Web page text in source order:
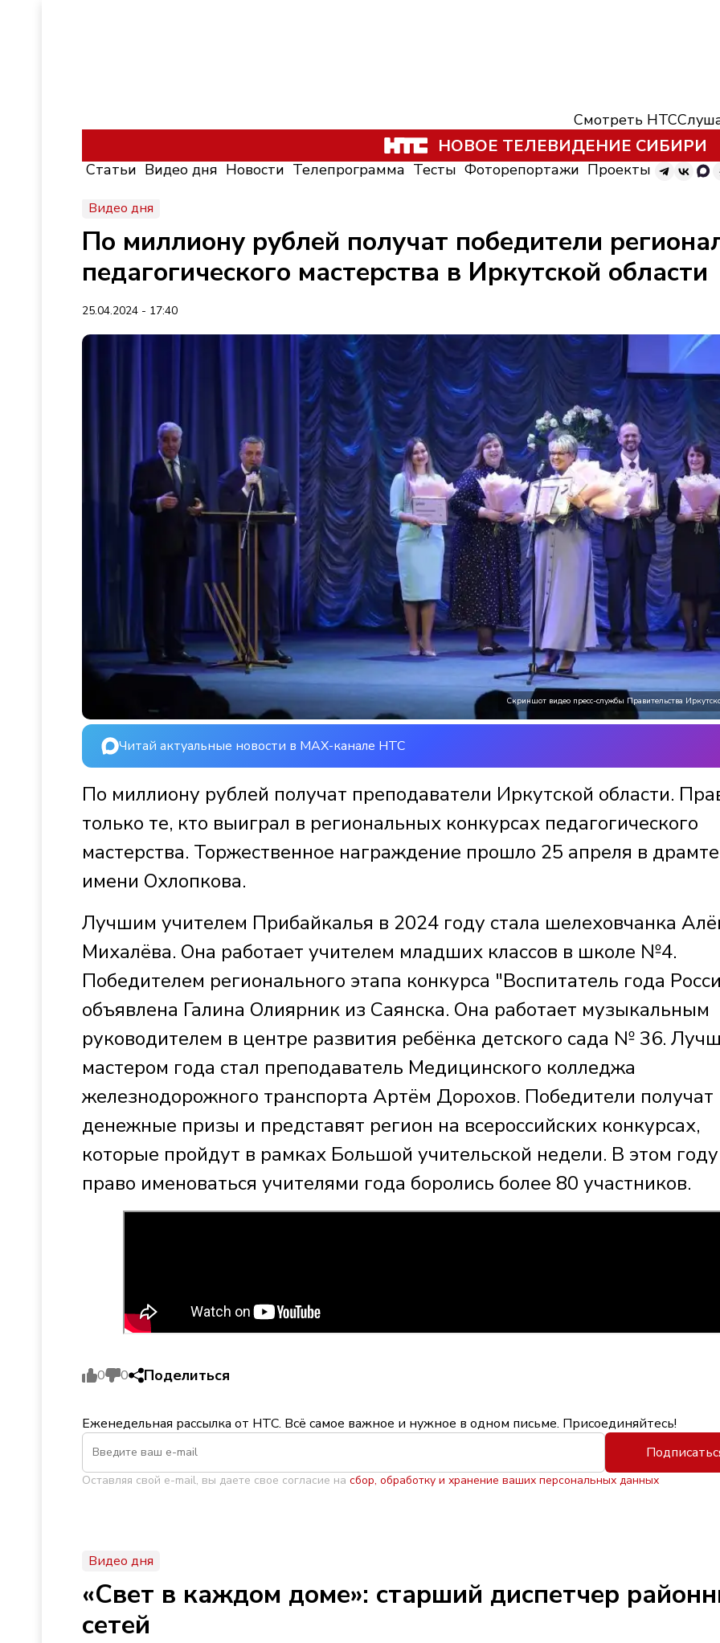
Смотреть НТС
НОВОЕ ТЕЛЕВИДЕНИЕ СИБИРИ
Статьи Видео дня Новости Телепрограмма Тесты Фоторепортажи Проекты
Видео дня
По миллиону рублей получат победители
педагогического мастерства в Иркутской области
25.04.2024 - 17:40
Скриншот видео пресс-службы Правительства
Читай актуальные новости в MAX-канале НТС
По миллиону рублей получат преподаватели Иркутской области.
только те, кто выиграл в региональных конкурсах педагогического
мастерства. Торжественное награждение прошло 25 апреля в
имени Охлопкова.
Лучшим учителем Прибайкалья в 2024 году стала шелеховчанка
Михалёва. Она работает учителем младших классов в школе №4.
Победителем регионального этапа конкурса "Воспитатель года
объявлена Галина Олиярник из Саянска. Она работает музыкальным
руководителем в центре развития ребёнка детского сада № 36.
мастером года стал преподаватель Медицинского колледжа
железнодорожного транспорта Артём Дорохов. Победители получат
денежные призы и представят регион на всероссийских конкурсах,
которые пройдут в рамках Большой учительской недели. В этом
право именоваться учителями года боролись более 80 участников.
0 0 Поделиться
Еженедельная рассылка от НТС. Всё самое важное и нужное в одном письме. Присоединяйтесь!
Оставляя свой e-mail, вы даете свое согласие на сбор, обработку и хранение ваших персональных данных
Видео дня
«Свет в каждом доме»: старший диспетчер
сетей